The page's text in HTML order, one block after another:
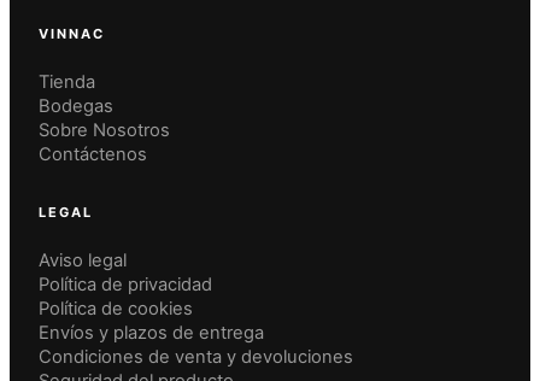
VINNAC
Tienda
Bodegas
Sobre Nosotros
Contáctenos
LEGAL
Aviso legal
Política de privacidad
Política de cookies
Envíos y plazos de entrega
Condiciones de venta y devoluciones